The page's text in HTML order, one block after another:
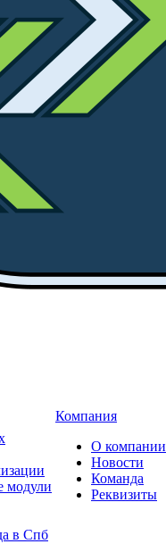
модули
в Спб
Компания
О компании
Новости
Команда
Реквизиты